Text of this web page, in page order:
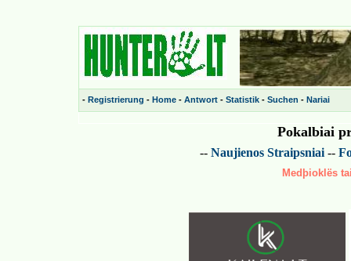
- Registrierung - Home - Antwort - Statistik - Suchen - Nariai
Pokalbiai
-- Naujienos Straipsniai--
Medþioklës